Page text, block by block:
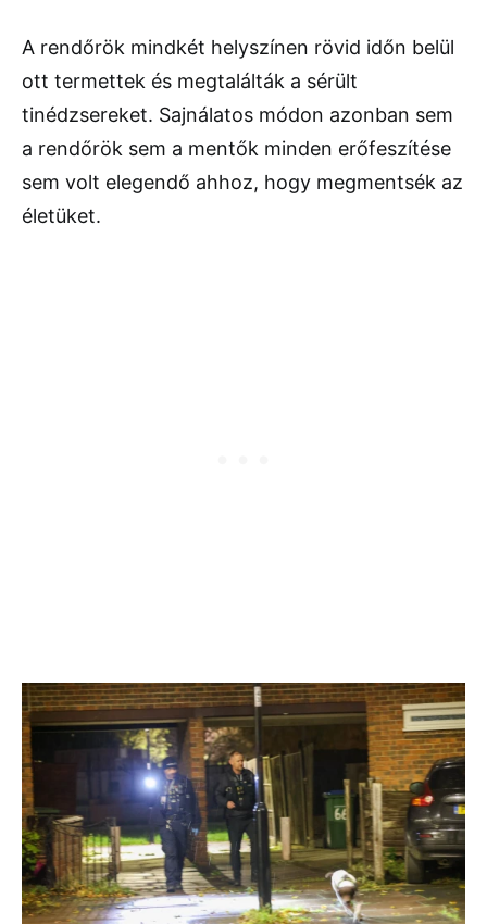
A rendőrök mindkét helyszínen rövid időn belül
ott termettek és megtalálták a sérült
tinédzsereket. Sajnálatos módon azonban sem
a rendőrök sem a mentők minden erőfeszítése
sem volt elegendő ahhoz, hogy megmentsék az
életüket.